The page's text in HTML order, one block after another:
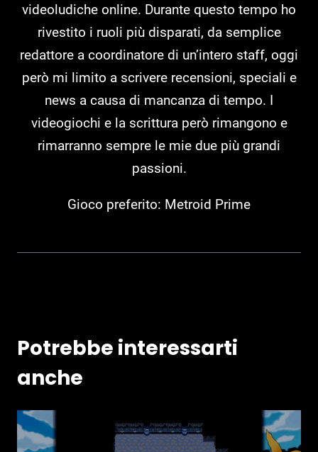
videoludiche online. Durante questo tempo ho
rivestito i ruoli più disparati, da semplice
redattore a coordinatore di un’intero staff, oggi
però mi limito a scrivere recensioni, speciali e
news a causa di mancanza di tempo. I
videogiochi e la scrittura però rimangono e
rimarranno sempre le mie due più grandi
passioni.
Gioco preferito: Metroid Prime
Potrebbe interessarti
anche